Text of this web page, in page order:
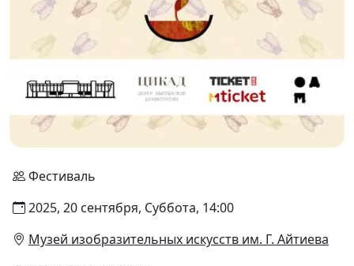
Фестиваль
2025, 20 сентября, Суббота, 14:00
Музей изобразительных искусств им. Г. Айтиева